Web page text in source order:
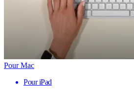
Pour Mac
Pour iPad